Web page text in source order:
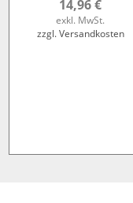
14,96 €
exkl. MwSt.
zzgl. Versandkosten